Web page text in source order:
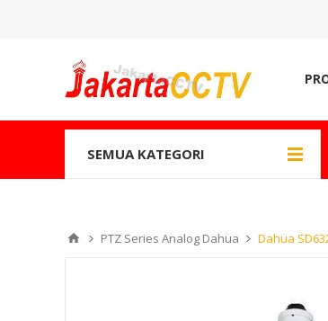
SEMUA KATEGORI
PTZ Series Analog Dahua Dahua